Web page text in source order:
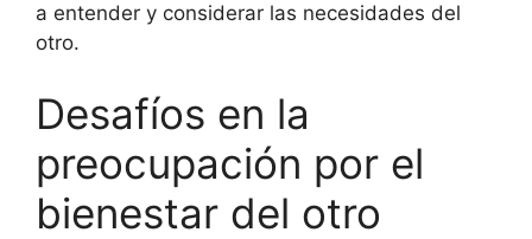
a entender y considerar las necesidades del
otro.
Desafíos en la
preocupación por el
bienestar del otro